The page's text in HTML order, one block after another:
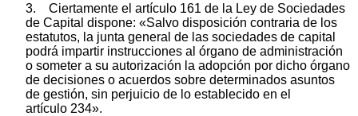
3. Ciertamente el artículo 161 de la Ley de Sociedades
de Capital dispone: «Salvo disposición contraria de los
estatutos, la junta general de las sociedades de capital
podrá impartir instrucciones al órgano de administración
o someter a su autorización la adopción por dicho órgano
de decisiones o acuerdos sobre determinados asuntos
de gestión, sin perjuicio de lo establecido en el
artículo 234».